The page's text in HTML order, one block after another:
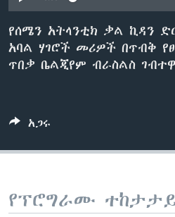
ቋንቋዎች
የሰሜን አትላንቲክ ቃል ኪዳን
አባል ሃገሮች መሪዎች በጥብቅ
ጥበቃ ቤልጂየም ብራስልስ
አጋሩ
የፕሮግራሙ